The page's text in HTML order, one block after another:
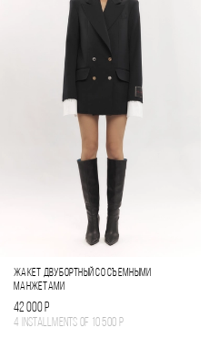
ЖАКЕТ ДВУБОРТНЫЙ СО СЪЕМНЫМИ
МАНЖЕТАМИ
42 000 Р
4 installments of 10 500 Р